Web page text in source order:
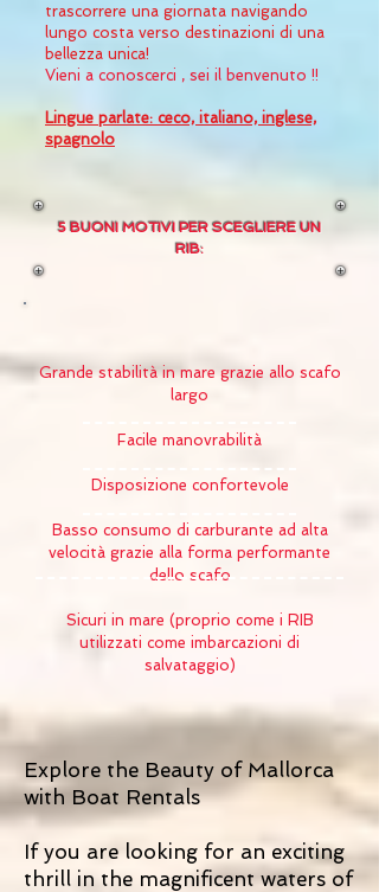
trascorrere una giornata navigando
lungo costa verso destinazioni di una
bellezza unica!
Vieni a conoscerci , sei il benvenuto !!
Lingue parlate: ceco, italiano, inglese,
spagnolo
5 BUONI MOTIVI PER SCEGLIERE UN
RIB:
Grande stabilità in mare grazie allo scafo
largo
Facile manovrabilità
Disposizione confortevole
Basso consumo di carburante ad alta
velocità grazie alla forma performante
dello scafo
Sicuri in mare (proprio come i RIB
utilizzati come imbarcazioni di
salvataggio)
Explore the Beauty of Mallorca
with Boat Rentals
If you are looking for an exciting
thrill in the magnificent waters of